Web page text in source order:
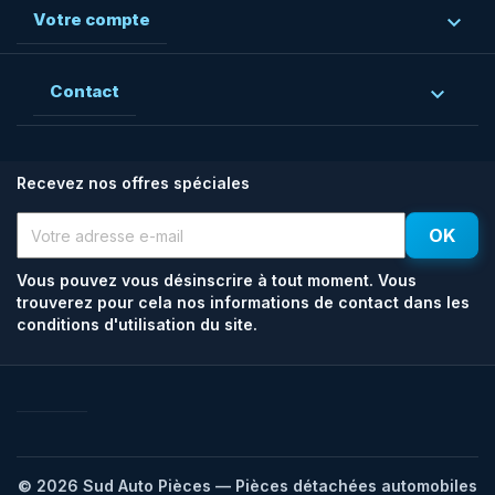
Votre compte 
Contact 
Recevez nos offres spéciales
Vous pouvez vous désinscrire à tout moment. Vous
trouverez pour cela nos informations de contact dans les
conditions d'utilisation du site.
© 2026 Sud Auto Pièces — Pièces détachées automobiles